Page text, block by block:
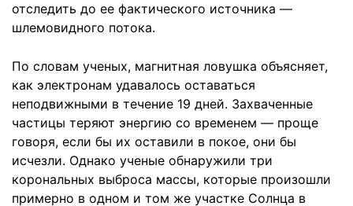
отследить до ее фактического источника —
шлемовидного потока.
По словам ученых, магнитная ловушка объясняет,
как электронам удавалось оставаться
неподвижными в течение 19 дней. Захваченные
частицы теряют энергию со временем — проще
говоря, если бы их оставили в покое, они бы
исчезли. Однако ученые обнаружили три
корональных выброса массы, которые произошли
примерно в одном и том же участке Солнца в